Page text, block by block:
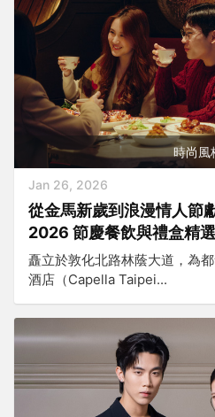
時尚風
Jan 26, 2026
從金馬新歲到浪漫情人節
2026 節慶餐飲與禮盒精選
矗立於敦化北路林蔭大道，為
酒店（Capella Taipei...